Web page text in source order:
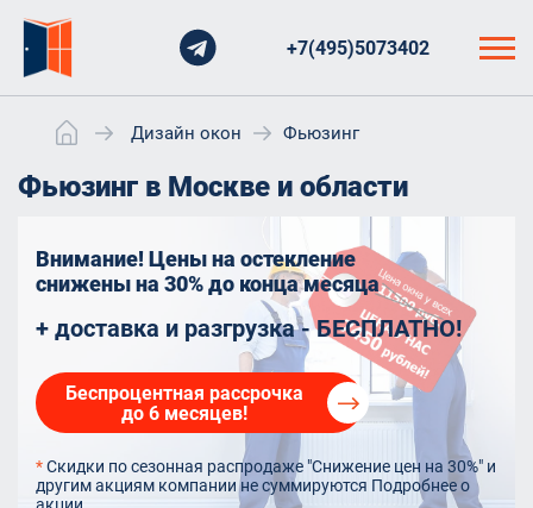
+7(495)5073402
Дизайн окон Фьюзинг
Фьюзинг в Москве и области
Внимание! Цены на остекление
снижены на 30%до конца месяца
+ доставка и разгрузка - БЕСПЛАТНО!
Беспроцентная рассрочка
до 6 месяцев!
*Скидки по сезонная распродаже "Снижение цен на 30%" и
другим акциям компании не суммируются Подробнее о